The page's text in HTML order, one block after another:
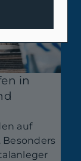
in
auf